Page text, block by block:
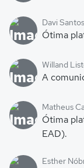
Davi
Ótima
Willand
A
Matheus
Ótima
EAD).
Esther